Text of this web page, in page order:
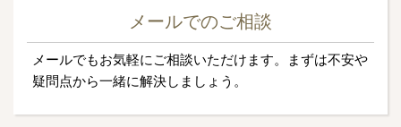
メールでのご相談
メールでもお気軽にご相談いただけます。まずは不安や
疑問点から一緒に解決しましょう。